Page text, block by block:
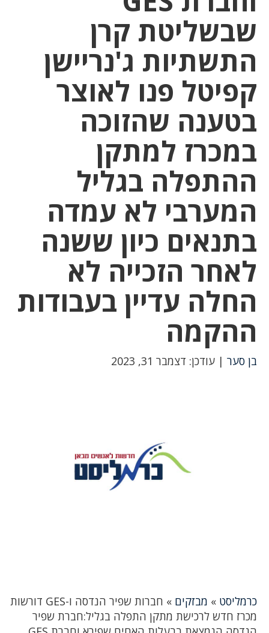
שבשליטת קרן
התשתיות ג'נריישן
קפיטל פנו לאוצר
בטענה שהזוכה
במכרז למתקן
ההתפלה בגליל
המערבי לא עמדה
בתנאים כיון ששנה
לאחר הזכייה לא
החלה עדיין בעבודות
ההקמה
בן סער | עודכן: דצמבר 31, 2023
כרמליסט » מבזקים »
חברות שפיר הנדסה ו-GES דורשות
מכרז חדש לרכישת מתקן התפלה בגליל:חברת שפיר